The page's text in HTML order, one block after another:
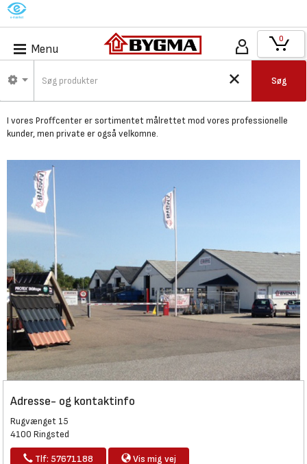
M
Menu
Søg
0
Bygma Ringsted -
Proffcenter
I vores Proffcenter er sortimentet målrettet mod vores professionelle
kunder,men private er også velkomne.
Adresse- og kontaktinfo
Rugvænget 15
4100 Ringsted
Tlf: 57671188 Vis mig vej